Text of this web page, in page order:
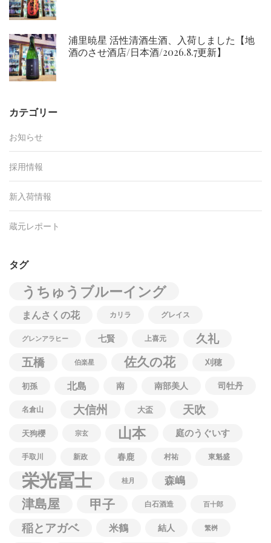
浦里暁星 活性清酒生酒、入荷しました【地
酒のさせ酒店/日本酒/2026.8.7更新】
カテゴリー
お知らせ
採用情報
新入荷情報
蔵元レポート
タグ
うちゅうブルーイング
まんさくの花 カリラ グレイス
グレンアラヒー 七賢 上喜元
久礼
五橋
伯楽星 佐久の花 刈穂
初孫 北島 南 南部美人 司牡丹
名倉山 大信州 大盃 天吹
天狗櫻 宗玄 山本 庭のうぐいす
手取川 新政 春鹿 村祐 東魁盛
栄光冨士 桂月 森嶋
津島屋 甲子 白石酒造 百十郎
稲とアガベ 米鶴 結人 繁桝